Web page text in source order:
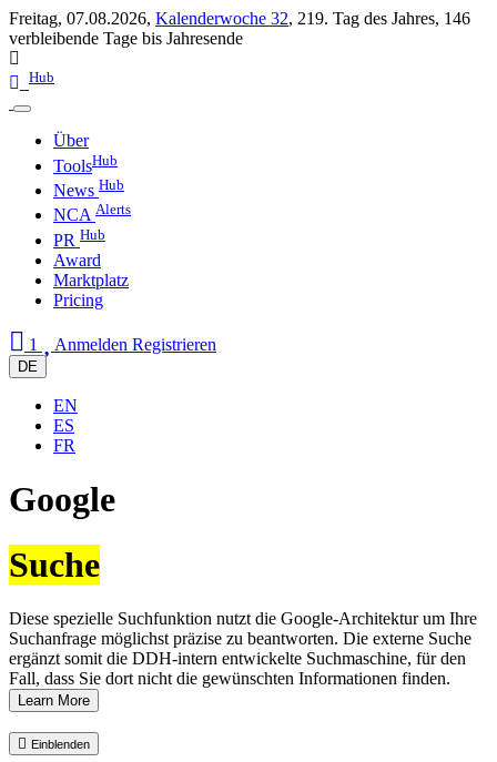
Freitag, 07.08.2026, Kalenderwoche 32, 219. Tag des Jahres, 146
verbleibende Tage bis Jahresende
Hub
Über
ToolsHub
News Hub
NCA Alerts
PR Hub
Award
Marktplatz
Pricing
1 Anmelden Registrieren
DE
EN
ES
FR
Google
Suche
Diese spezielle Suchfunktion nutzt die Google-Architektur um Ihre
Suchanfrage möglichst präzise zu beantworten. Die externe Suche
ergänzt somit die DDH-intern entwickelte Suchmaschine, für den
Fall, dass Sie dort nicht die gewünschten Informationen finden.
Learn More
Einblenden